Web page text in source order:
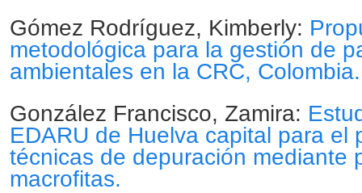
Gómez Rodríguez, Kimberly:
metodológica para la gestión de
ambientales en la CRC, Colombia.
González Francisco, Zamira:
EDARU de Huelva capital para el
técnicas de depuración mediante
macrofitas.